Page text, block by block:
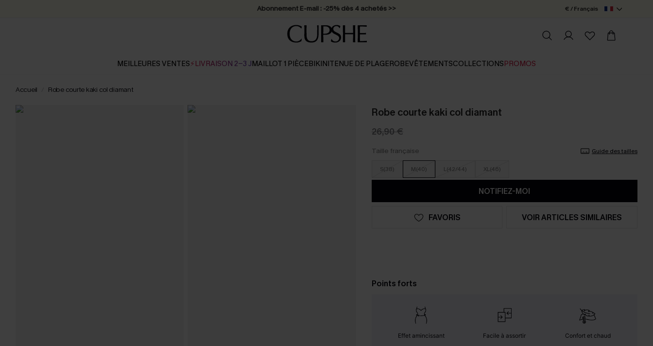
Abonnement E-mail : -25% dès 4 achetés >> € / Français
MEILLEURES VENTES⚡LIVRAISON 2-3 JMAILLOT 1 PIÈCEBIKINITENUE DE PLAGEROBEVÊTEMENTSCOLLECTIONSPROMOS
Accueil Robe courte kaki col diamant
Robe courte kaki col diamant
26,90 €
Taille française Guide des tailles
S(38) M(40) L(42/44) XL(46)
NOTIFIEZ-MOI
FAVORIS VOIR ARTICLES SIMILAIRES
Points forts
Effet amincissant Facile à assortir Confort et chaud